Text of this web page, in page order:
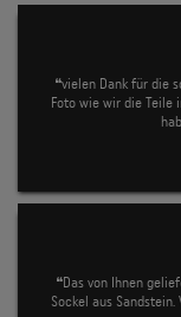
❝vielen Dank für die
Foto wie wir die Teile
❝Das von Ihnen
Sockel aus